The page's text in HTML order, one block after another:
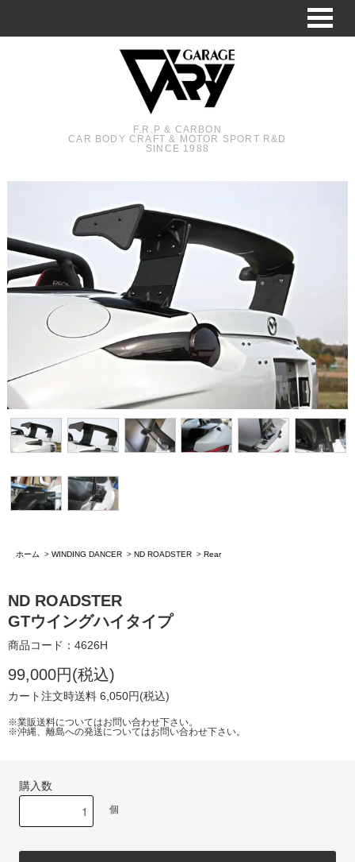
F.R.P & CARBON
CAR BODY CRAFT & MOTOR SPORT R&D
SINCE 1988
ホーム > WINDING DANCER > ND ROADSTER > Rear
ND ROADSTER
GTウイングハイタイプ
商品コード：4626H
99,000円(税込)
カート注文時送料 6,050円(税込)
※業販送料についてはお問い合わせ下さい。
※沖縄、離島への発送についてはお問い合わせ下さい。
購入数
個